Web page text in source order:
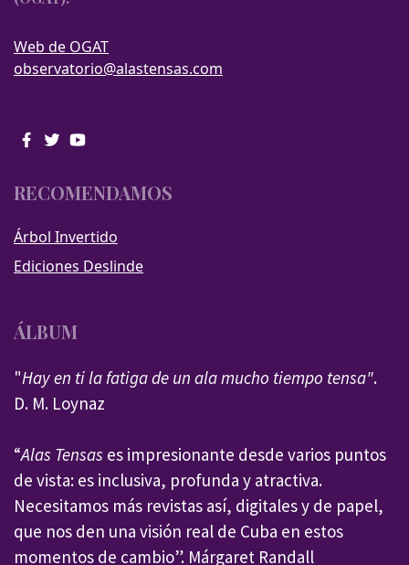
Web de OGAT
observatorio@alastensas.com
RECOMENDAMOS
Árbol Invertido
Ediciones Deslinde
ÁLBUM
"Hay en ti la fatiga de un ala mucho tiempo tensa".
D. M. Loynaz
“Alas Tensas es impresionante desde varios puntos
de vista: es inclusiva, profunda y atractiva.
Necesitamos más revistas así, digitales y de papel,
que nos den una visión real de Cuba en estos
momentos de cambio”. Márgaret Randall